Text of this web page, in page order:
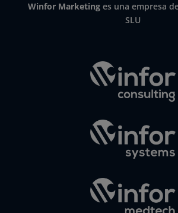
Winfor Marketinges una empresa
SLU